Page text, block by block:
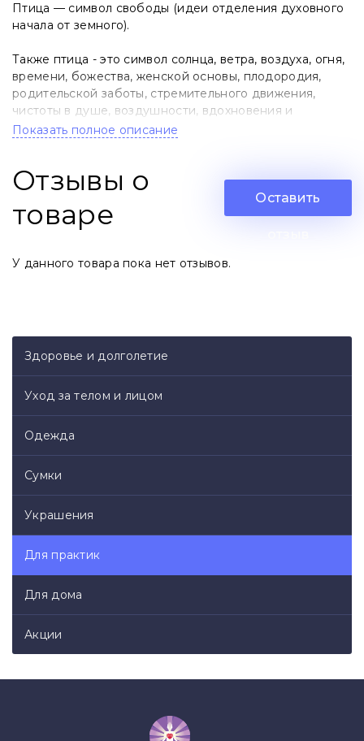
Здоровье и долголетие
Уход за телом и лицом
Одежда
Сумки
Украшения
Для практик
Для дома
Акции
Птица — символ свободы (идеи отделения духовного
начала от земного).
Также птица - это символ солнца, ветра, воздуха, огня,
времени, божества, женской основы, плодородия,
родительской заботы, стремительного движения,
чистоты в душе, воздушности, вдохновения и
пророчества.
элемент ветра и воздуха.
Кленовый лист - дает способности к магической
защите, любовь и материальное благополучие
Без учёта доставки
Показать полное описание
Отзывы о
товаре
Оставить
У данного товара пока нет отзывов.